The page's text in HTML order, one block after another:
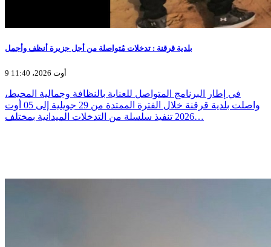
بلدية قرقنة : تدخلات مُتواصلة من أجل جزيرة أنظف وأجمل
9 أوت 2026، 11:40
في إطار البرنامج المتواصل للعناية بالنظافة وجمالية المحيط،
واصلت بلدية قرقنة خلال الفترة الممتدة من 29 جويلية إلى 05 أوت
2026 تنفيذ سلسلة من التدخلات الميدانية بمختلف…